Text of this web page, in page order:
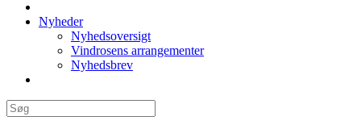
Nyheder
Nyhedsoversigt
Vindrosens arrangementer
Nyhedsbrev